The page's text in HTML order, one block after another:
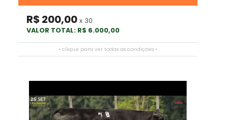
R$ 200,00 x 30
VALOR TOTAL: R$ 6.000,00
• clique para ver todas as condições •